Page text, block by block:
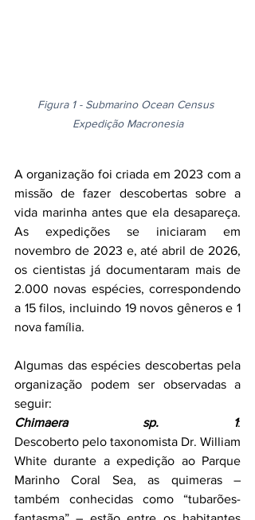
Figura 1 - Submarino Ocean Census
Expedição Macronesia
A organização foi criada em 2023 com a
missão de fazer descobertas sobre a
vida marinha antes que ela desapareça.
As expedições se iniciaram em
novembro de 2023 e, até abril de 2026,
os cientistas já documentaram mais de
2.000 novas espécies, correspondendo
a 15 filos, incluindo 19 novos gêneros e 1
nova família.
Algumas das espécies descobertas pela
organização podem ser observadas a
seguir:
Chimaera sp.
1:
Descoberto pelo taxonomista Dr. William
White durante a expedição ao Parque
Marinho Coral Sea, as quimeras –
também conhecidas como “tubarões-